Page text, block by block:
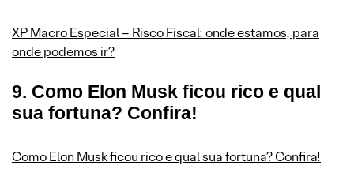
XP Macro Especial – Risco Fiscal: onde estamos, para
onde podemos ir?
9. Como Elon Musk ficou rico e qual
sua fortuna? Confira!
Como Elon Musk ficou rico e qual sua fortuna? Confira!